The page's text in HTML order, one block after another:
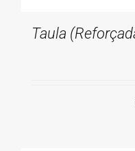
Taula